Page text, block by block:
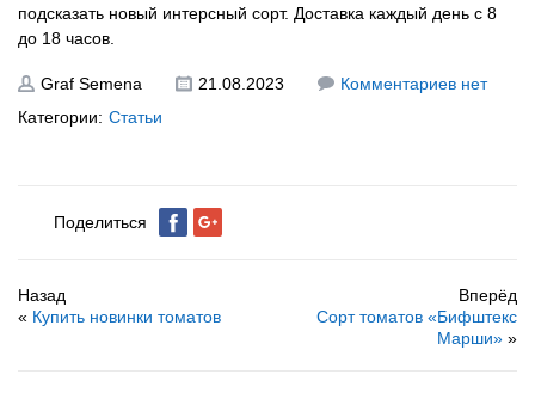
подсказать новый интерсный сорт. Доставка каждый день с 8
до 18 часов.
Graf Semena 21.08.2023
Комментариев нет
Категории: Статьи
Поделиться
Назад
« Купить новинки томатов
Вперёд
Сорт томатов «Бифштекс
Марши» »